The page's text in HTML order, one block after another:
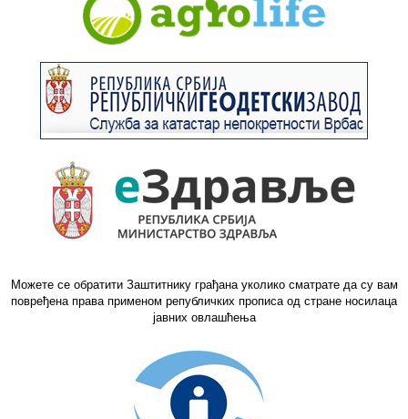
Можете се обратити Заштитнику грађана уколико сматрате да су вам
повређена права применом републичких прописа од стране носилаца
јавних овлашћења